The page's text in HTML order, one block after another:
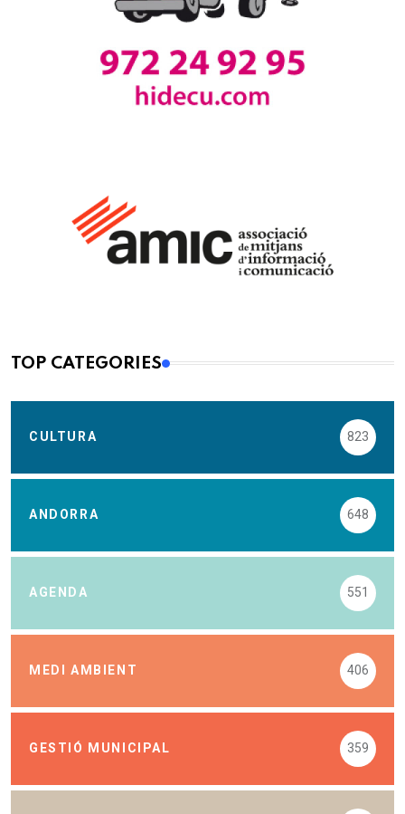
TOP CATEGORIES
CULTURA 823
ANDORRA 648
AGENDA 551
MEDI AMBIENT 406
GESTIÓ MUNICIPAL 359